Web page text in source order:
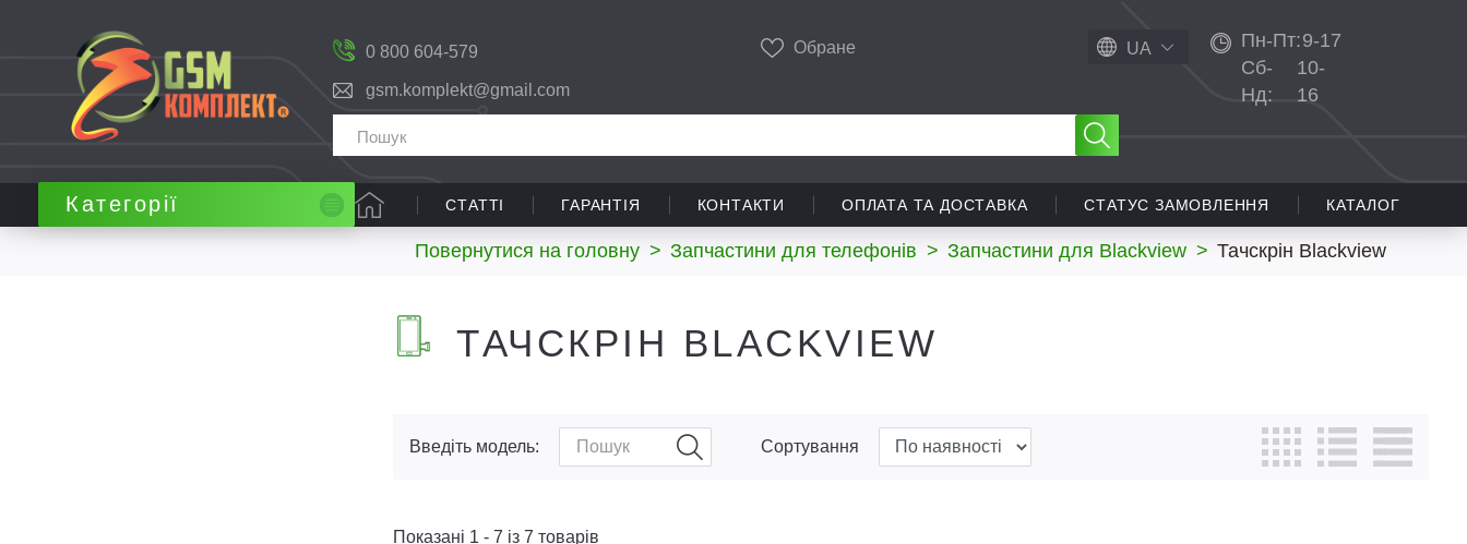
0 800 604-579
gsm.komplekt@gmail.com
Обране UA Пн-Пт:9-17
Сб-
Нд:
10-
16
СТАТТІ ГАРАНТІЯ КОНТАКТИ ОПЛАТА ТА ДОСТАВКА СТАТУС ЗАМОВЛЕННЯ КАТАЛОГ
Повернутися на головну > Запчастини для телефонів > Запчастини для Blackview > Тачскрін Blackview
Категорії
ТАЧСКРІН BLACKVIEW
Введіть модель: Сортування
Показані 1 - 7 із 7 товарів